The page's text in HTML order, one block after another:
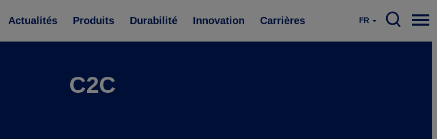
Actualités Produits Durabilité Innovation Carrières FR
C2C